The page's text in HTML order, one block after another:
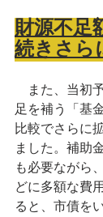
財源不足
続きさら
また、当初
足を補う「基
比較でさらに
ました。補助
も必要ながら
どに多額な費
ると、市債を